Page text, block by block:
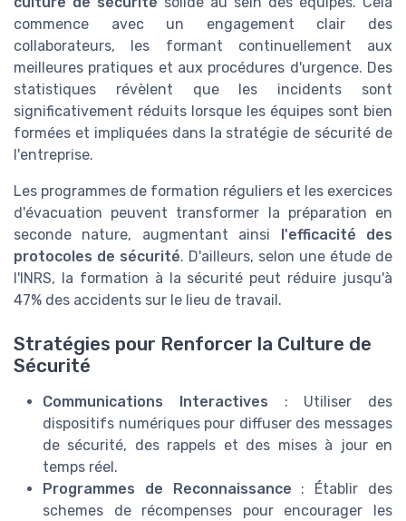
commence avec un engagement clair des
collaborateurs, les formant continuellement aux
meilleures pratiques et aux procédures d'urgence. Des
statistiques révèlent que les incidents sont
significativement réduits lorsque les équipes sont bien
formées et impliquées dans la stratégie de sécurité de
l'entreprise.
Les programmes de formation réguliers et les exercices
d'évacuation peuvent transformer la préparation en
seconde nature, augmentant ainsi l'efficacité des
protocoles de sécurité. D'ailleurs, selon une étude de
l'INRS, la formation à la sécurité peut réduire jusqu'à
47% des accidents sur le lieu de travail.
Stratégies pour Renforcer la Culture de
Sécurité
Communications Interactives : Utiliser des
dispositifs numériques pour diffuser des messages
de sécurité, des rappels et des mises à jour en
temps réel.
Programmes de Reconnaissance : Établir des
schemes de récompenses pour encourager les